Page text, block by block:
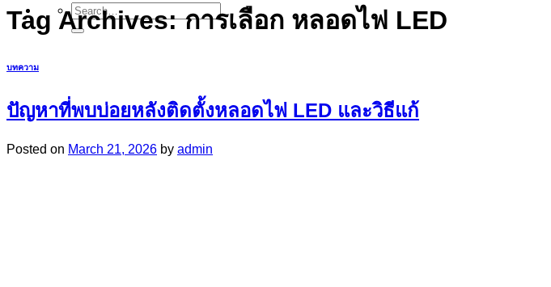
Search
for:
Tag Archives:การเลือก หลอดไฟ LED
บทความ
ปัญหาที่พบบ่อยหลังติดตั้งหลอดไฟ LED และวิธีแก้
Posted on March 21, 2026 by admin